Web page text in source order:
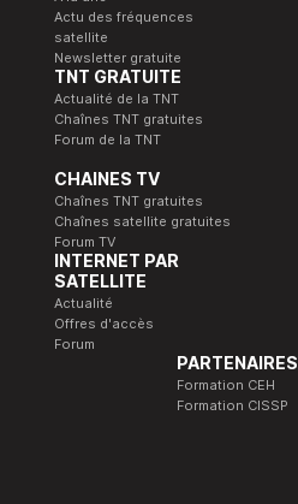
Actu des fréquences
satellite
Newsletter gratuite
TNT GRATUITE
Actualité de la TNT
Chaînes TNT gratuites
Forum de la TNT
CHAINES TV
Chaînes TNT gratuites
Chaînes satellite gratuites
Forum TV
INTERNET PAR
SATELLITE
Actualité
Offres d'accès
Forum
PARTENAIRES
Formation CEH
Formation CISSP